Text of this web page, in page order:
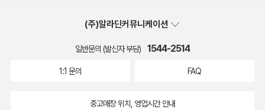
(주)알라딘커뮤니케이션
일반문의 (발신자 부담) 1544-2514
1:1 문의 FAQ
중고매장 위치, 영업시간 안내